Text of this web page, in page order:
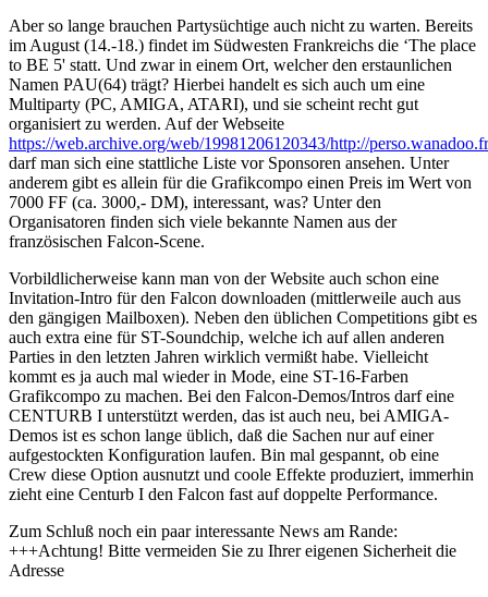
Aber so lange brauchen Partysüchtige auch nicht zu warten. Bereits
im August (14.-18.) findet im Südwesten Frankreichs die ‘The place
to BE 5' statt. Und zwar in einem Ort, welcher den erstaunlichen
Namen PAU(64) trägt? Hierbei handelt es sich auch um eine
Multiparty (PC, AMIGA, ATARI), und sie scheint recht gut
organisiert zu werden. Auf der Webseite
https://web.archive.org/web/19981206120343/http://
darf man sich eine stattliche Liste vor Sponsoren ansehen. Unter
anderem gibt es allein für die Grafikcompo einen Preis im Wert von
7000 FF (ca. 3000,- DM), interessant, was? Unter den
Organisatoren finden sich viele bekannte Namen aus der
französischen Falcon-Scene.
Vorbildlicherweise kann man von der Website auch schon eine
Invitation-Intro für den Falcon downloaden (mittlerweile auch aus
den gängigen Mailboxen). Neben den üblichen Competitions gibt es
auch extra eine für ST-Soundchip, welche ich auf allen anderen
Parties in den letzten Jahren wirklich vermißt habe. Vielleicht
kommt es ja auch mal wieder in Mode, eine ST-16-Farben
Grafikcompo zu machen. Bei den Falcon-Demos/Intros darf eine
CENTURB I unterstützt werden, das ist auch neu, bei AMIGA-
Demos ist es schon lange üblich, daß die Sachen nur auf einer
aufgestockten Konfiguration laufen. Bin mal gespannt, ob eine
Crew diese Option ausnutzt und coole Effekte produziert, immerhin
zieht eine Centurb I den Falcon fast auf doppelte Performance.
Zum Schluß noch ein paar interessante News am Rande:
+++Achtung! Bitte vermeiden Sie zu Ihrer eigenen Sicherheit die
Adresse